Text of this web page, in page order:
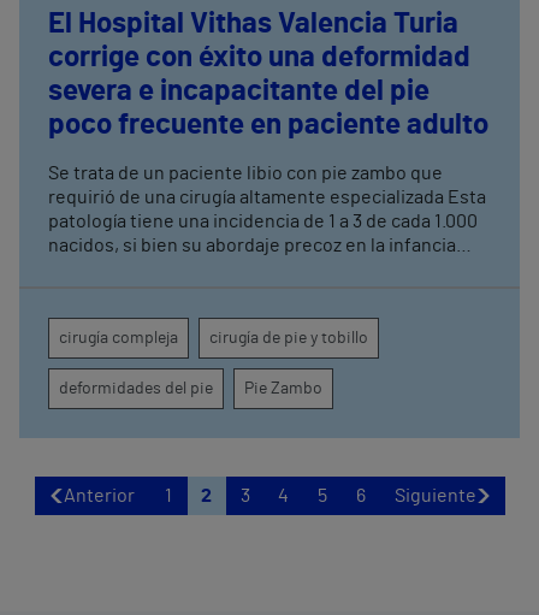
El Hospital Vithas Valencia Turia
corrige con éxito una deformidad
severa e incapacitante del pie
poco frecuente en paciente adulto
Se trata de un paciente libio con pie zambo que
requirió de una cirugía altamente especializada Esta
patología tiene una incidencia de 1 a 3 de cada 1.000
nacidos, si bien su abordaje precoz en la infancia
realizada por el Dr. Rodrigo Díaz, traumatólogo
reconocido por su experiencia en el tratamiento de
deformidades complejas y por su participación
habitual en programas internacionales de
cooperación quirúrgica
cirugía compleja cirugía de pie y tobillo
deformidades del pie Pie Zambo
Anterior 1 2 3 4 5 6 Siguiente